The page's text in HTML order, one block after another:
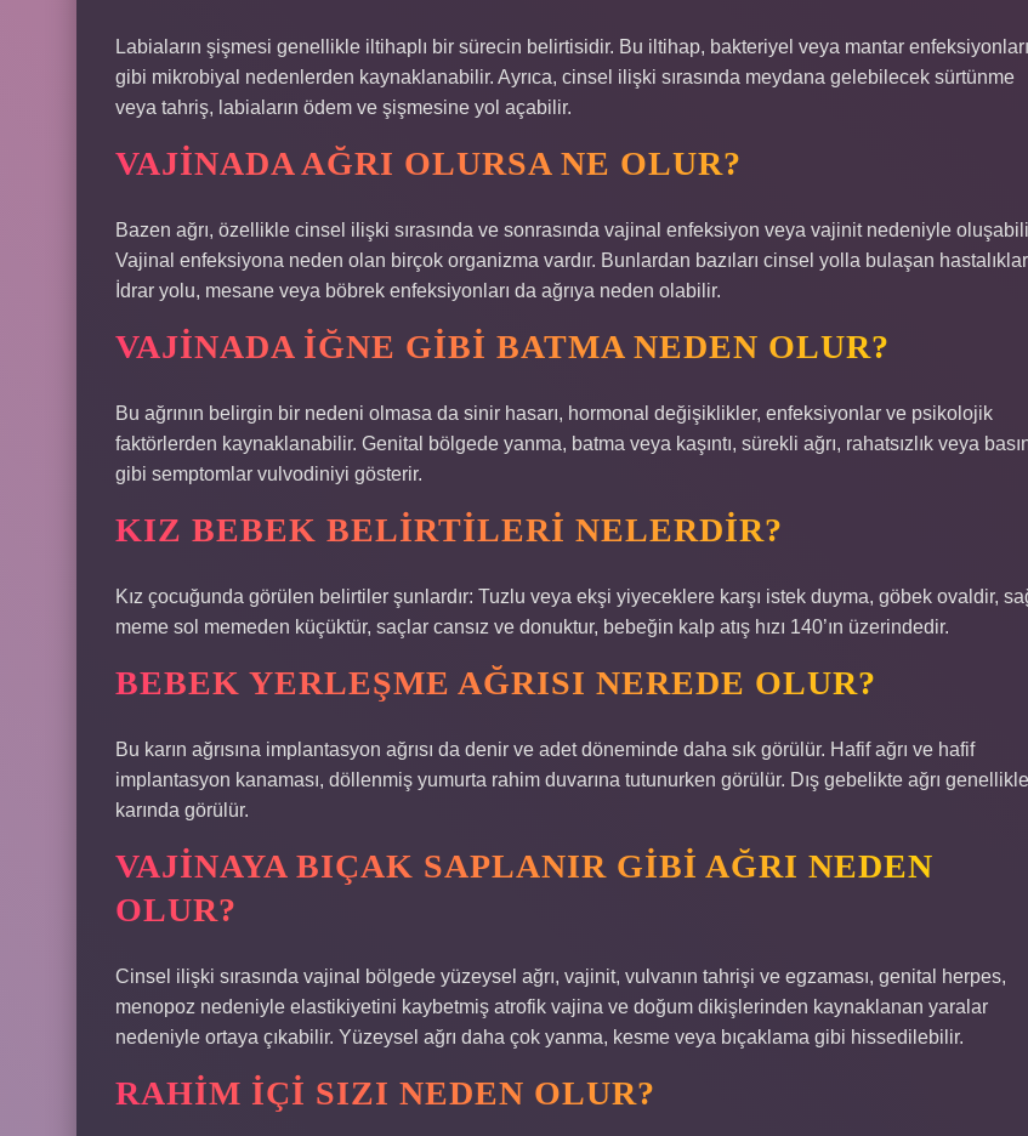
Labiaların şişmesi genellikle iltihaplı bir sürecin belirtisidir. Bu iltihap, bakteriyel veya mantar enfeksiyonları
gibi mikrobiyal nedenlerden kaynaklanabilir. Ayrıca, cinsel ilişki sırasında meydana gelebilecek sürtünme
veya tahriş, labiaların ödem ve şişmesine yol açabilir.
VAJINADA AĞRI OLURSA NE OLUR?
Bazen ağrı, özellikle cinsel ilişki sırasında ve sonrasında vajinal enfeksiyon veya vajinit nedeniyle
Vajinal enfeksiyona neden olan birçok organizma vardır. Bunlardan bazıları cinsel yolla bulaşan
İdrar yolu, mesane veya böbrek enfeksiyonları da ağrıya neden olabilir.
VAJINADA IĞNE GIBI BATMA NEDEN OLUR?
Bu ağrının belirgin bir nedeni olmasa da sinir hasarı, hormonal değişiklikler, enfeksiyonlar ve psikolojik
faktörlerden kaynaklanabilir. Genital bölgede yanma, batma veya kaşıntı, sürekli ağrı, rahatsızlık veya
gibi semptomlar vulvodiniyi gösterir.
KIZ BEBEK BELIRTILERI NELERDIR?
Kız çocuğunda görülen belirtiler şunlardır: Tuzlu veya ekşi yiyeceklere karşı istek duyma, göbek ovaldir,
meme sol memeden küçüktür, saçlar cansız ve donuktur, bebeğin kalp atış hızı 140’ın üzerindedir.
BEBEK YERLEŞME AĞRISI NEREDE OLUR?
Bu karın ağrısına implantasyon ağrısı da denir ve adet döneminde daha sık görülür. Hafif ağrı ve hafif
implantasyon kanaması, döllenmiş yumurta rahim duvarına tutunurken görülür. Dış gebelikte ağrı
karında görülür.
VAJINAYA BIÇAK SAPLANIR GIBI AĞRI NEDEN
OLUR?
Cinsel ilişki sırasında vajinal bölgede yüzeysel ağrı, vajinit, vulvanın tahrişi ve egzaması, genital herpes,
menopoz nedeniyle elastikiyetini kaybetmiş atrofik vajina ve doğum dikişlerinden kaynaklanan yaralar
nedeniyle ortaya çıkabilir. Yüzeysel ağrı daha çok yanma, kesme veya bıçaklama gibi hissedilebilir.
RAHIM IÇI SIZI NEDEN OLUR?